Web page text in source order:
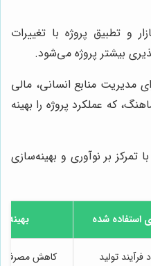
و تطبیق پروژه با تغییرات
بیشتر پروژه می‌شود.
مدیریت منابع انسانی، مالی
که عملکرد پروژه را بهینه
بر نوآوری و بهینه‌سازی
استفاده شده
فرآیند تولید کاهش مصرف